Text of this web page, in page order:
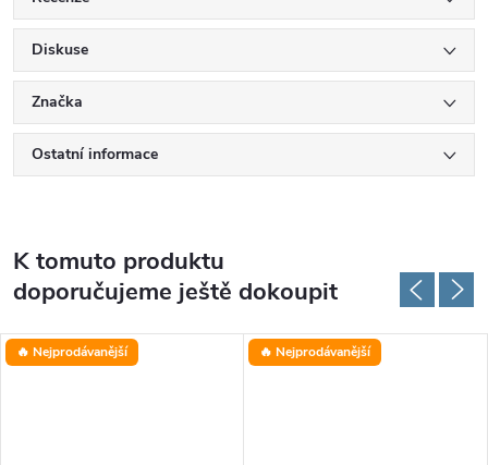
Diskuse
Značka
Ostatní informace
K tomuto produktu
doporučujeme ještě dokoupit
🔥 Nejprodávanější 🔥 Nejprodávanější